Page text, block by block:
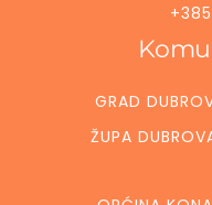
GRAD
ŽUPA
+385
+385